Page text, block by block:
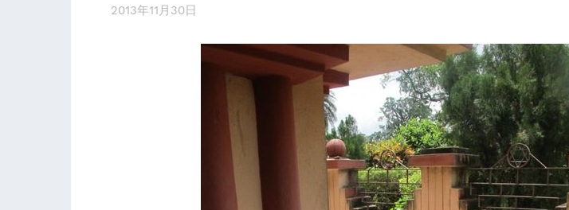
2013年11月30日